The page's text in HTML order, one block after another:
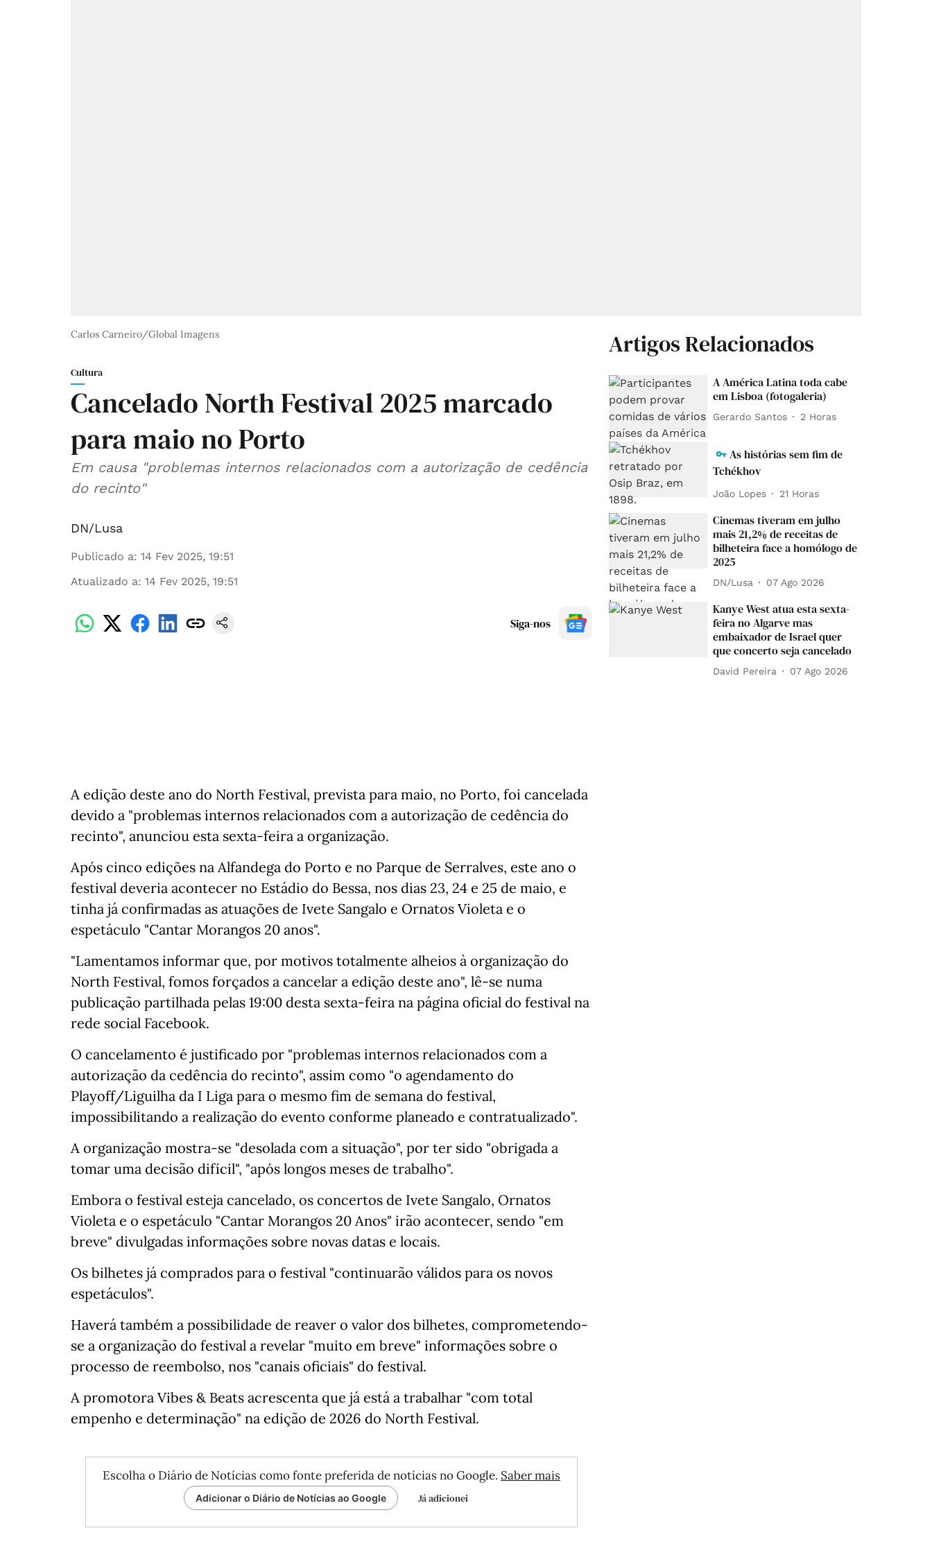
Carlos Carneiro/Global Imagens
Cultura
Cancelado North Festival 2025 marcado
para maio no Porto
Em causa "problemas internos relacionados com a autorização de cedência
do recinto"
DN/Lusa
Publicado a: 14 Fev 2025, 19:51
Atualizado a: 14 Fev 2025, 19:51
Siga-nos
A edição deste ano do North Festival, prevista para maio, no Porto, foi cancelada
devido a "problemas internos relacionados com a autorização de cedência do
recinto", anunciou esta sexta-feira a organização.
Após cinco edições na Alfandega do Porto e no Parque de Serralves, este ano o
festival deveria acontecer no Estádio do Bessa, nos dias 23, 24 e 25 de maio, e
tinha já confirmadas as atuações de Ivete Sangalo e Ornatos Violeta e o
espetáculo "Cantar Morangos 20 anos".
"Lamentamos informar que, por motivos totalmente alheios à organização do
North Festival, fomos forçados a cancelar a edição deste ano", lê-se numa
publicação partilhada pelas 19:00 desta sexta-feira na página oficial do festival na
rede social Facebook.
O cancelamento é justificado por "problemas internos relacionados com a
autorização da cedência do recinto", assim como "o agendamento do
Playoff/Liguilha da I Liga para o mesmo fim de semana do festival,
impossibilitando a realização do evento conforme planeado e contratualizado".
A organização mostra-se "desolada com a situação", por ter sido "obrigada a
tomar uma decisão difícil", "após longos meses de trabalho".
Embora o festival esteja cancelado, os concertos de Ivete Sangalo, Ornatos
Violeta e o espetáculo "Cantar Morangos 20 Anos" irão acontecer, sendo "em
breve" divulgadas informações sobre novas datas e locais.
Os bilhetes já comprados para o festival "continuarão válidos para os novos
espetáculos".
Haverá também a possibilidade de reaver o valor dos bilhetes, comprometendo-
se a organização do festival a revelar "muito em breve" informações sobre o
processo de reembolso, nos "canais oficiais" do festival.
A promotora Vibes & Beats acrescenta que já está a trabalhar "com total
empenho e determinação" na edição de 2026 do North Festival.
Escolha o Diário de Notícias como fonte preferida de notícias no Google. Saber mais
Adicionar o Diário de Notícias ao Google Já adicionei
Artigos Relacionados
A América Latina toda cabe
em Lisboa (fotogaleria)
Gerardo Santos 2 Horas
As histórias sem fim de
Tchékhov
João Lopes 21 Horas
Cinemas tiveram em julho
mais 21,2% de receitas de
bilheteira face a homólogo de
2025
DN/Lusa 07 Ago 2026
Kanye West atua esta sexta-
feira no Algarve mas
embaixador de Israel quer
que concerto seja cancelado
David Pereira 07 Ago 2026